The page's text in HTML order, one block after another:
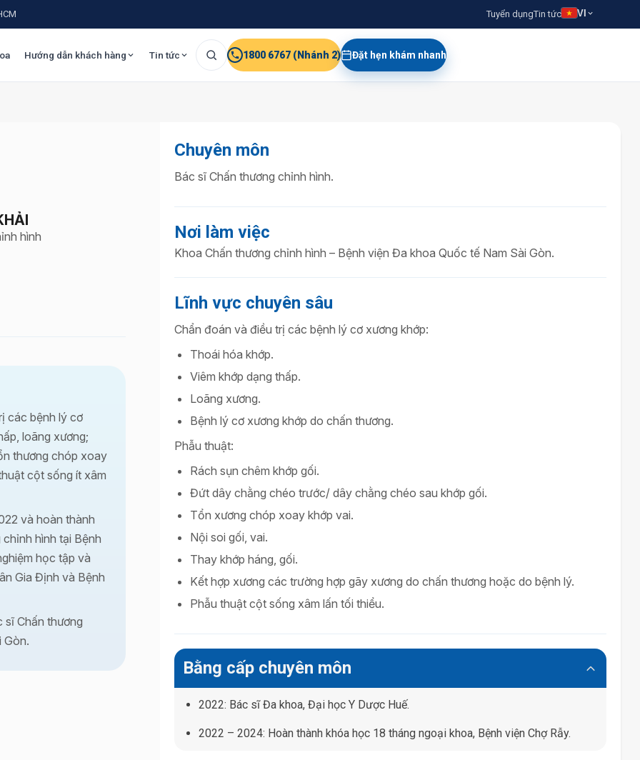
Tuyển dụngTin tức VI
Hướng dẫn khách hàng Tin tức 1800 6767 (Nhánh 2) Đặt hẹn khám nhanh
hình
các bệnh lý cơ
loãng xương;
thương chóp xoay
cột sống ít xâm
và hoàn thành
hình tại Bệnh
học tập và
Gia Định và Bệnh
sĩ Chấn thương
Gòn.
Chuyên môn
Bác sĩ Chấn thương chỉnh hình.
Nơi làm việc
Khoa Chấn thương chỉnh hình – Bệnh viện Đa khoa Quốc tế Nam Sài Gòn.
Lĩnh vực chuyên sâu
Chẩn đoán và điều trị các bệnh lý cơ xương khớp:
Thoái hóa khớp.
Viêm khớp dạng thấp.
Loãng xương.
Bệnh lý cơ xương khớp do chấn thương.
Phẫu thuật:
Rách sụn chêm khớp gối.
Đứt dây chằng chéo trước/ dây chằng chéo sau khớp gối.
Tổn xương chóp xoay khớp vai.
Nội soi gối, vai.
Thay khớp háng, gối.
Kết hợp xương các trường hợp gãy xương do chấn thương hoặc do bệnh lý.
Phẫu thuật cột sống xâm lấn tối thiểu.
Bằng cấp chuyên môn
2022: Bác sĩ Đa khoa, Đại học Y Dược Huế.
2022 – 2024: Hoàn thành khóa học 18 tháng ngoại khoa, Bệnh viện Chợ Rẫy.